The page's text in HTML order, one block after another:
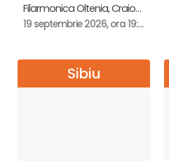
Filarmonica Oltenia, Craiova
19 septembrie 2026, ora 19:00
Sibiu